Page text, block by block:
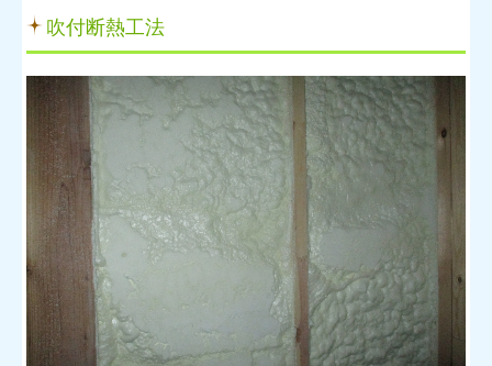
吹付断熱工法